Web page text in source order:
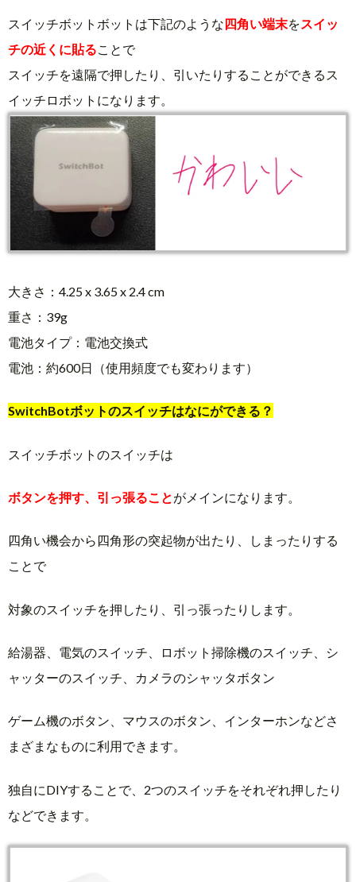
スイッチボットボットは下記のような四角い端末をスイッ
チの近くに貼ることで
スイッチを遠隔で押したり、引いたりすることができるス
イッチロボットになります。
大きさ：‎4.25 x 3.65 x 2.4 cm
重さ：39g
電池タイプ：電池交換式
電池：約600日（使用頻度でも変わります）
SwitchBotボットのスイッチはなにができる？
スイッチボットのスイッチは
ボタンを押す、引っ張ることがメインになります。
四角い機会から四角形の突起物が出たり、しまったりする
ことで
対象のスイッチを押したり、引っ張ったりします。
給湯器、電気のスイッチ、ロボット掃除機のスイッチ、シ
ャッターのスイッチ、カメラのシャッタボタン
ゲーム機のボタン、マウスのボタン、インターホンなどさ
まざまなものに利用できます。
独自にDIYすることで、2つのスイッチをそれぞれ押したり
などできます。